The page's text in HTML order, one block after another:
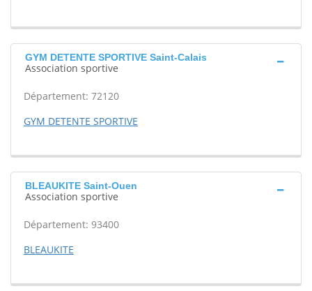
GYM DETENTE SPORTIVE Saint-Calais
Association sportive
Département: 72120
GYM DETENTE SPORTIVE
BLEAUKITE Saint-Ouen
Association sportive
Département: 93400
BLEAUKITE